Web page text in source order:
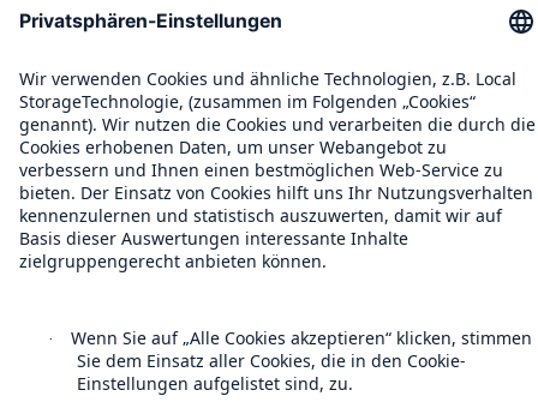
Datenschutz
Rechtliche Hinweise
Sitemap
Impressum
Munich Re’s Statement on the UK Modern Slavery Act